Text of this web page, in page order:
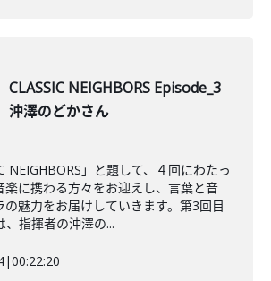
CLASSIC NEIGHBORS Episode_3
沖澤のどかさん
NEIGHBORS」と題して、４回にわたっ
楽に携わる方々をお迎えし、言葉と音
の魅力をお届けしていきます。第3回目
、指揮者の沖澤の...
|00:22:20